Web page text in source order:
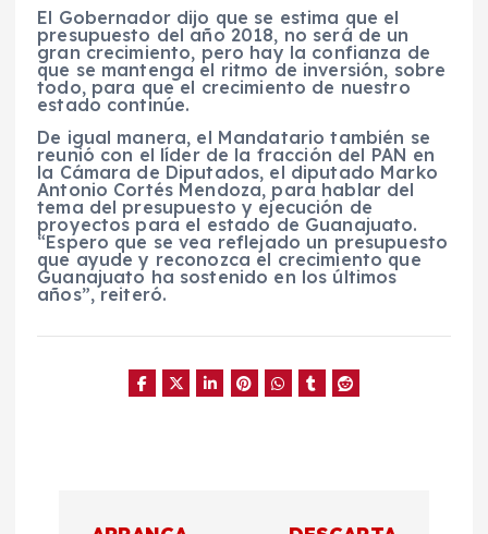
El Gobernador dijo que se estima que el
presupuesto del año 2018, no será de un
gran crecimiento, pero hay la confianza de
que se mantenga el ritmo de inversión, sobre
todo, para que el crecimiento de nuestro
estado continúe.
De igual manera, el Mandatario también se
reunió con el líder de la fracción del PAN en
la Cámara de Diputados, el diputado Marko
Antonio Cortés Mendoza, para hablar del
tema del presupuesto y ejecución de
proyectos para el estado de Guanajuato.
“Espero que se vea reflejado un presupuesto
que ayude y reconozca el crecimiento que
Guanajuato ha sostenido en los últimos
años”, reiteró.